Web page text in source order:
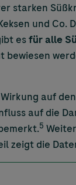
starken
und
esfür alle
auf
auf die
5
zeigt die